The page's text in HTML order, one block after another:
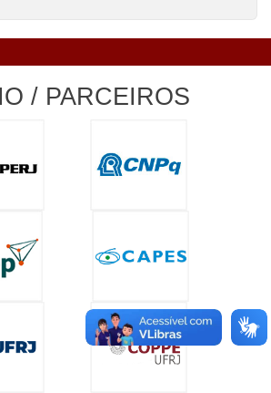
/ PARCEIROS